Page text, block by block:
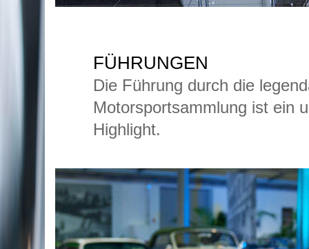
FÜHRUNGEN
Die Führung durch die
Motorsportsammlung ist ein
Highlight.